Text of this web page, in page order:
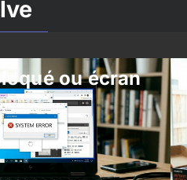
ou écran